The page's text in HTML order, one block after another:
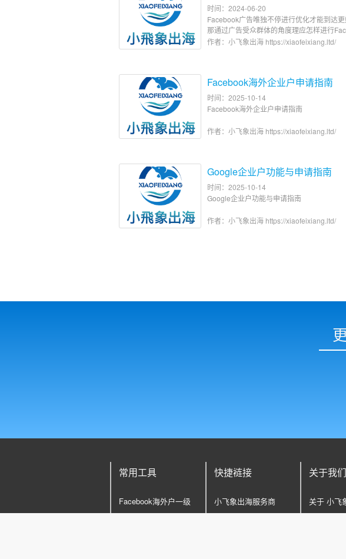
时间：2024-06-20
Facebook广告唯独不停进行优化才能到达更
那通过广告受众群体的角度理应怎样进行
的优化呢？
作者：小飞象出海 https://xiaofeixiang.ltd/
Facebook海外企业户申请指南
时间：2025-10-14
Facebook海外企业户申请指南
作者：小飞象出海 https://xiaofeixiang.ltd/
Google企业户功能与申请指南
时间：2025-10-14
Google企业户功能与申请指南
作者：小飞象出海 https://xiaofeixiang.ltd/
常用工具
Facebook海外户一级
快捷裢接
小飞象出海服务商
关于我们
关于 小飞